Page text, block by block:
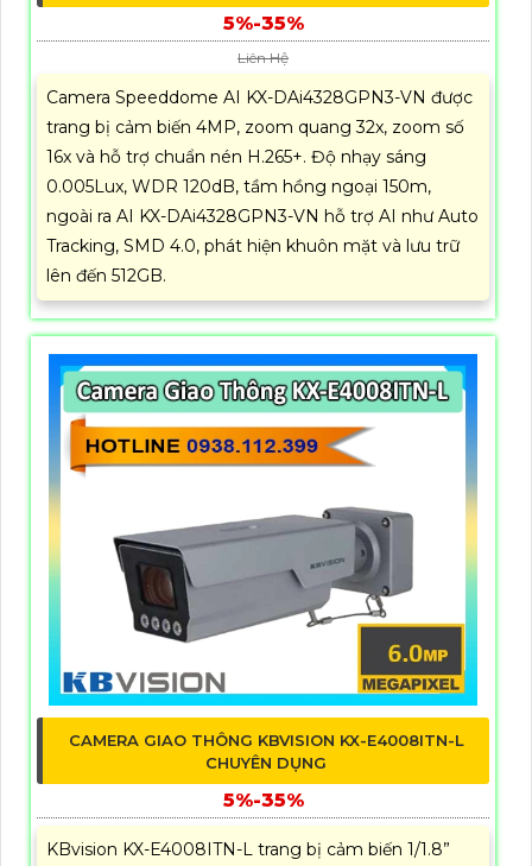
5%-35%
Liên Hệ
Camera Speeddome AI KX-DAi4328GPN3-VN được
trang bị cảm biến 4MP, zoom quang 32x, zoom số
16x và hỗ trợ chuẩn nén H.265+. Độ nhạy sáng
0.005Lux, WDR 120dB, tầm hồng ngoại 150m,
ngoài ra AI KX-DAi4328GPN3-VN hỗ trợ AI như Auto
Tracking, SMD 4.0, phát hiện khuôn mặt và lưu trữ
lên đến 512GB.
CAMERA GIAO THÔNG KBVISION KX-E4008ITN-L
CHUYÊN DỤNG
5%-35%
KBvision KX-E4008ITN-L trang bị cảm biến 1/1.8”